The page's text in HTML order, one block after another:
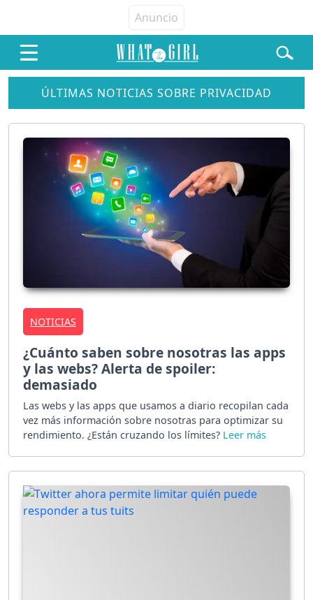
ÚLTIMAS NOTICIAS SOBRE PRIVACIDAD
NOTICIAS
¿Cuánto saben sobre nosotras las apps
y las webs? Alerta de spoiler:
demasiado
Las webs y las apps que usamos a diario recopilan cada
vez más información sobre nosotras para optimizar su
rendimiento. ¿Están cruzando los límites?